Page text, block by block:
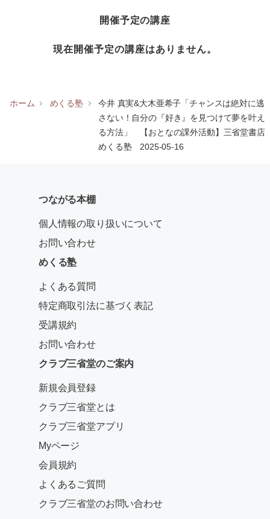
開催予定の講座
現在開催予定の講座はありません。
ホーム めくる塾
今井 真実&大木亜希子「チャンスは絶対に逃
さない！自分の『好き』を見つけて夢を叶え
る方法」 【おとなの課外活動】三省堂書店
めくる塾 2025-05-16
つながる本棚
個人情報の取り扱いについて
お問い合わせ
めくる塾
よくある質問
特定商取引法に基づく表記
受講規約
お問い合わせ
クラブ三省堂のご案内
新規会員登録
クラブ三省堂とは
クラブ三省堂アプリ
Myページ
会員規約
よくあるご質問
クラブ三省堂のお問い合わせ